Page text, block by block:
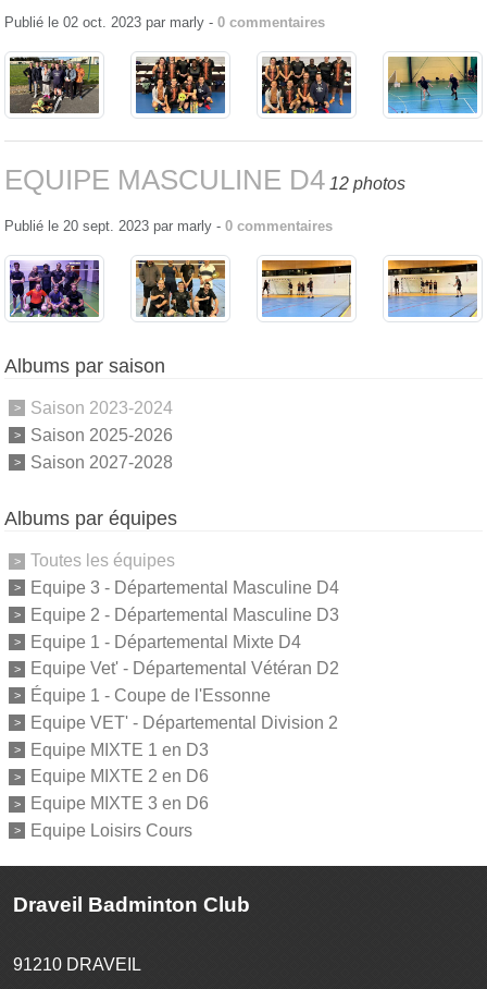
Publié le 02 oct. 2023 par marly - 0 commentaires
EQUIPE MASCULINE D4 12 photos
Publié le 20 sept. 2023 par marly - 0 commentaires
Albums par saison
Saison 2023-2024
Saison 2025-2026
Saison 2027-2028
Albums par équipes
Toutes les équipes
Equipe 3 - Départemental Masculine D4
Equipe 2 - Départemental Masculine D3
Equipe 1 - Départemental Mixte D4
Equipe Vet' - Départemental Vétéran D2
Équipe 1 - Coupe de l'Essonne
Equipe VET' - Départemental Division 2
Equipe MIXTE 1 en D3
Equipe MIXTE 2 en D6
Equipe MIXTE 3 en D6
Equipe Loisirs Cours
Draveil Badminton Club
91210 DRAVEIL